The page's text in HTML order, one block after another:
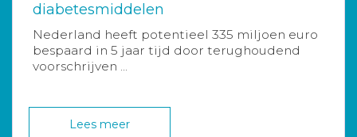
diabetesmiddelen
Nederland heeft potentieel 335 miljoen euro
bespaard in 5 jaar tijd door terughoudend
voorschrijven ...
Lees meer